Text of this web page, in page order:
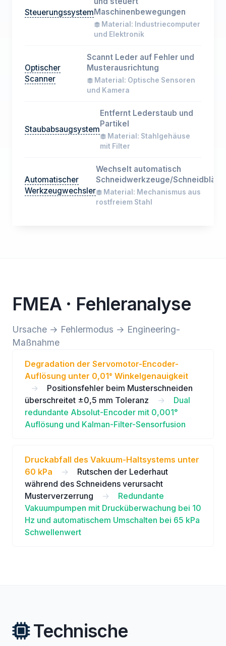
SteuerungssystemMaschinenbewegungen
Material: Industriecomputer
und Elektronik
Optischer
Scanner
Scannt Leder auf Fehler und
Musterausrichtung
Material: Optische Sensoren
und Kamera
Staubabsaugsystem
Entfernt Lederstaub und
Partikel
Material: Stahlgehäuse
mit Filter
Automatischer
Werkzeugwechsler
Wechselt automatisch
Schneidwerkzeuge/
Material: Mechanismus aus
rostfreiem Stahl
FMEA · Fehleranalyse
Ursache → Fehlermodus → Engineering-
Maßnahme
Degradation der Servomotor-Encoder-
Auflösung unter 0,01° Winkelgenauigkeit
→
Positionsfehler beim Musterschneiden
überschreitet ±0,5 mm Toleranz
→
Dual
redundante Absolut-Encoder mit 0,001°
Auflösung und Kalman-Filter-Sensorfusion
Druckabfall des Vakuum-Haltsystems unter
60 kPa
→
Rutschen der Lederhaut
während des Schneidens verursacht
Musterverzerrung
→
Redundante
Vakuumpumpen mit Drucküberwachung bei 10
Hz und automatischem Umschalten bei 65 kPa
Schwellenwert
Technische